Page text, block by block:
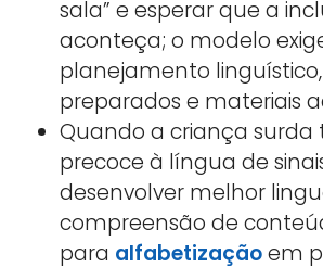
sala” e esperar que a
aconteça; o modelo
planejamento
preparados e materiais
Quando a criança surda
precoce à língua de
desenvolver melhor
compreensão de
para alfabetizaçãoem